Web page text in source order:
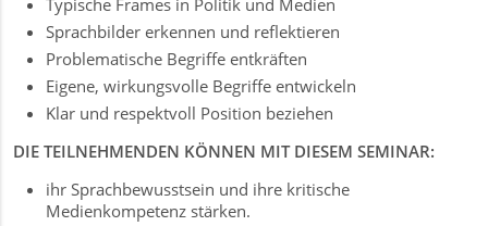
Typische Frames in Politik und Medien
Sprachbilder erkennen und reflektieren
Problematische Begriffe entkräften
Eigene, wirkungsvolle Begriffe entwickeln
Klar und respektvoll Position beziehen
DIE TEILNEHMENDEN KÖNNEN MIT DIESEM SEMINAR:
ihr Sprachbewusstsein und ihre kritische
Medienkompetenz stärken.